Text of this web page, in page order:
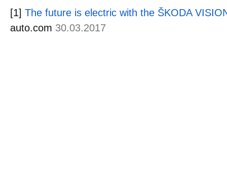
[1] The future is electric with the ŠKODA
auto.com 30.03.2017